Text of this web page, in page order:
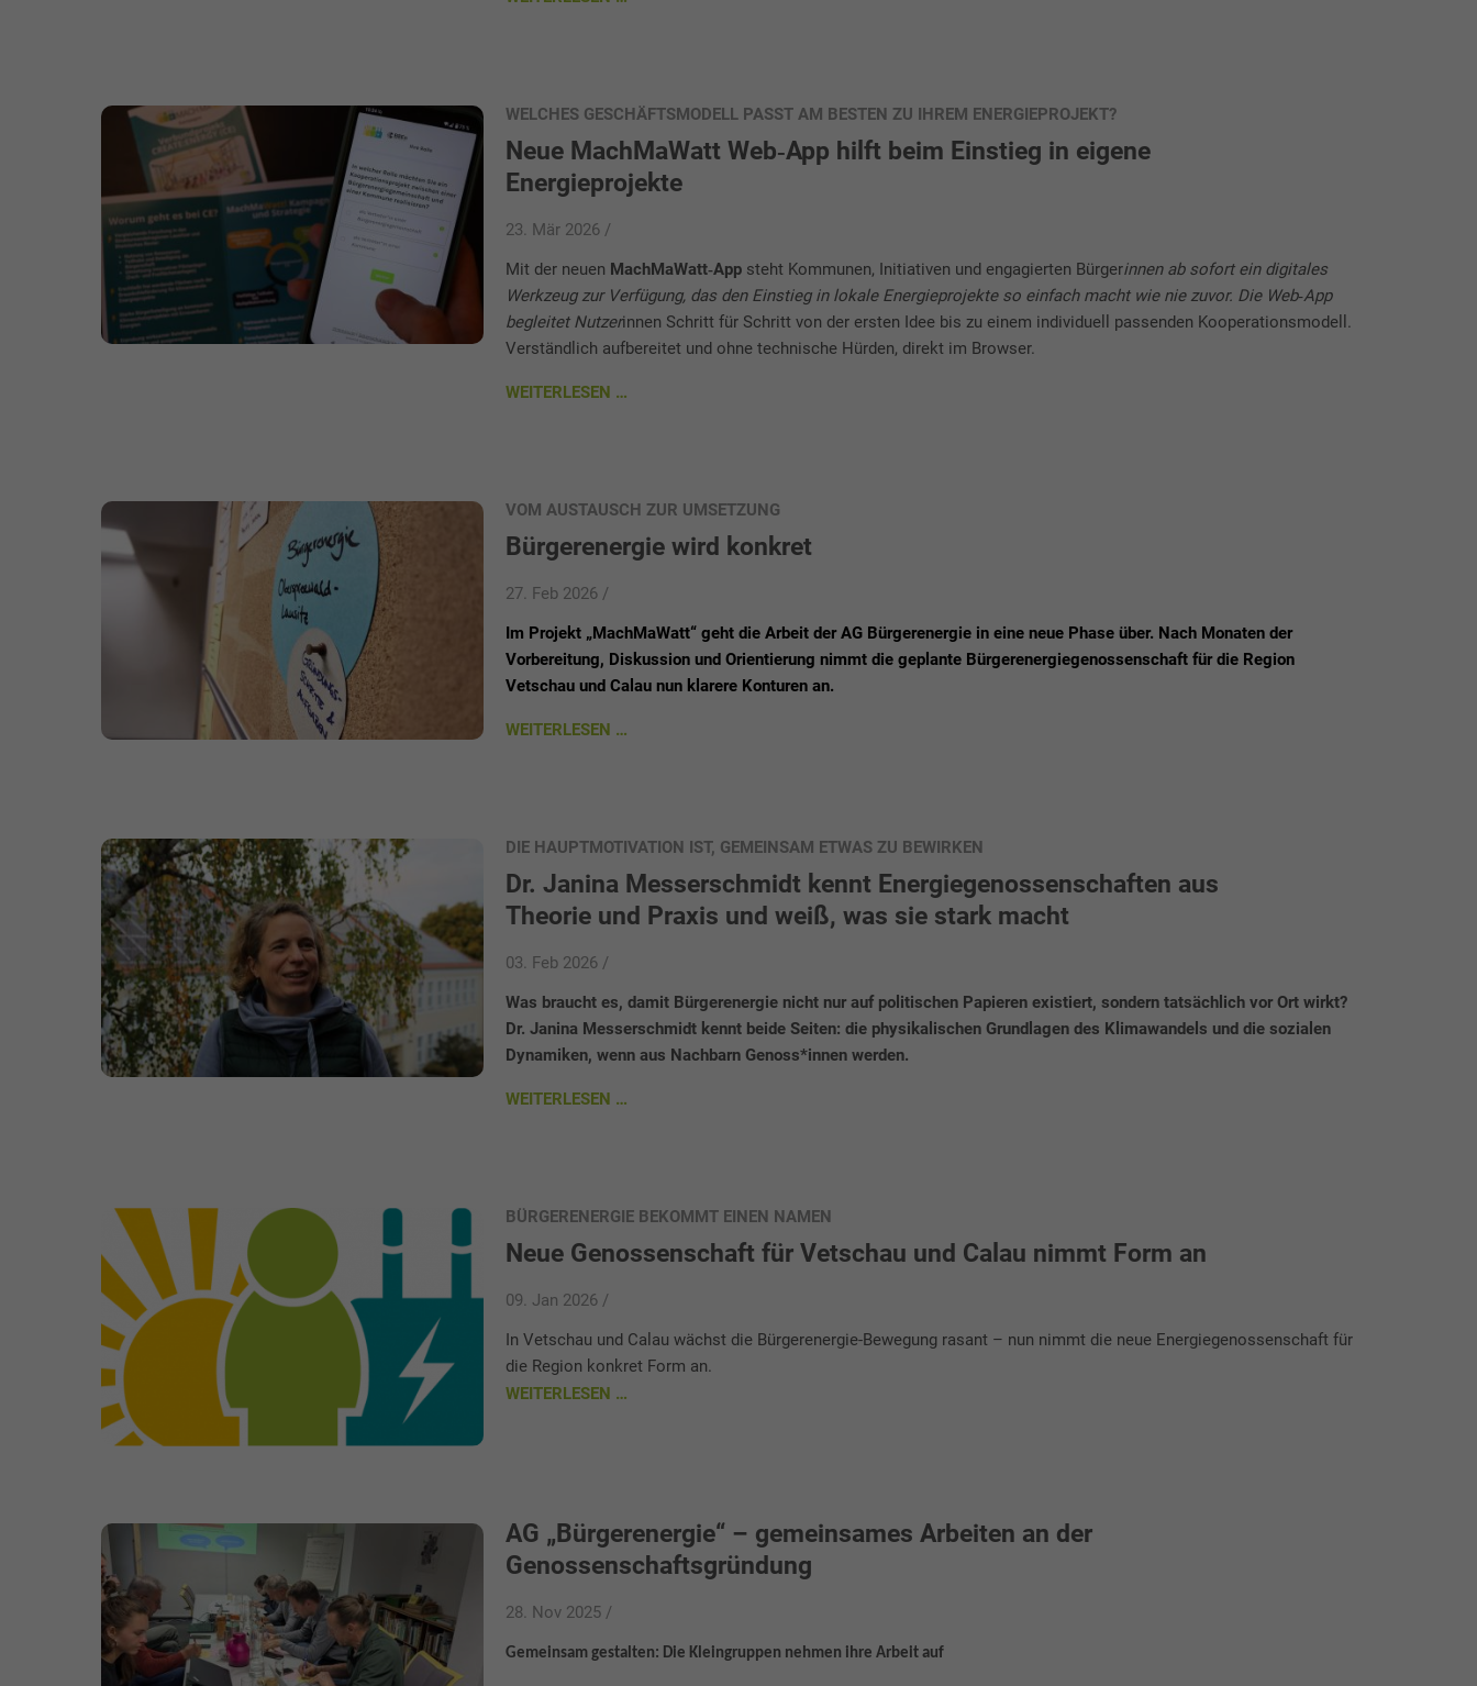
WELCHES GESCHÄFTSMODELL PASST AM BESTEN ZU IHREM ENERGIEPROJEKT?
Neue MachMaWatt Web‑App hilft beim Einstieg in eigene
Energieprojekte
23. Mär 2026 /
Mit der neuen MachMaWatt‑App steht Kommunen, Initiativen und engagierten Bürgerinnen ab sofort ein digitales
Werkzeug zur Verfügung, das den Einstieg in lokale Energieprojekte so einfach macht wie nie zuvor. Die Web‑App
begleitet Nutzerinnen Schritt für Schritt von der ersten Idee bis zu einem individuell passenden Kooperationsmodell.
Verständlich aufbereitet und ohne technische Hürden, direkt im Browser.
WEITERLESEN …
VOM AUSTAUSCH ZUR UMSETZUNG
Bürgerenergie wird konkret
27. Feb 2026 /
Im Projekt „MachMaWatt“ geht die Arbeit der AG Bürgerenergie in eine neue Phase über. Nach Monaten der
Vorbereitung, Diskussion und Orientierung nimmt die geplante Bürgerenergiegenossenschaft für die Region
Vetschau und Calau nun klarere Konturen an.
WEITERLESEN …
DIE HAUPTMOTIVATION IST, GEMEINSAM ETWAS ZU BEWIRKEN
Dr. Janina Messerschmidt kennt Energiegenossenschaften aus
Theorie und Praxis und weiß, was sie stark macht
03. Feb 2026 /
Was braucht es, damit Bürgerenergie nicht nur auf politischen Papieren existiert, sondern tatsächlich vor Ort wirkt?
Dr. Janina Messerschmidt kennt beide Seiten: die physikalischen Grundlagen des Klimawandels und die sozialen
Dynamiken, wenn aus Nachbarn Genoss*innen werden.
WEITERLESEN …
BÜRGERENERGIE BEKOMMT EINEN NAMEN
Neue Genossenschaft für Vetschau und Calau nimmt Form an
09. Jan 2026 /
In Vetschau und Calau wächst die Bürgerenergie-Bewegung rasant – nun nimmt die neue Energiegenossenschaft für
die Region konkret Form an.
WEITERLESEN …
AG „Bürgerenergie“ – gemeinsames Arbeiten an der
Genossenschaftsgründung
28. Nov 2025 /
Gemeinsam gestalten: Die Kleingruppen nehmen ihre Arbeit auf